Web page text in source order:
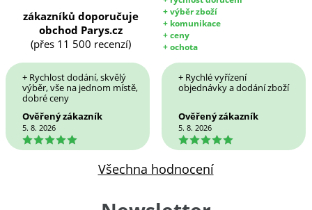
+ výběr zboží
+ komunikace
+ ceny
+ ochota
zákazníků doporučuje
obchod Parys.cz
(přes 11 500 recenzí)
+ Rychlost dodání, skvělý
výběr, vše na jednom místě,
dobré ceny
Ověřený zákazník
5. 8. 2026
5
+ Rychlé vyřízení
objednávky a dodání zboží
Ověřený zákazník
5. 8. 2026
5
Všechna hodnocení